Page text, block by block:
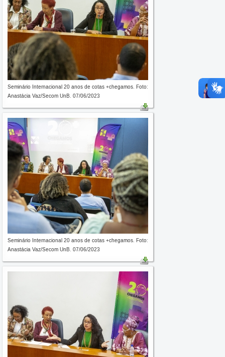
Seminário Internacional 20 anos de cotas +chegamos. Foto:
Anastácia Vaz/Secom UnB. 07/06/2023
Seminário Internacional 20 anos de cotas +chegamos. Foto:
Anastácia Vaz/Secom UnB. 07/06/2023